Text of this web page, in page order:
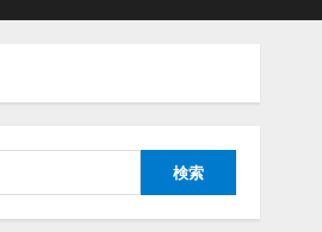
は26.8％。AI導入企業の
入・活用は「上手くいって
ナレッジワーク、AIエンジ
ニア油井 誠（@myui）が入